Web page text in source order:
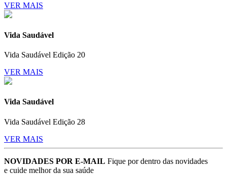
VER MAIS
Vida Saudável
Vida Saudável Edição 20
VER MAIS
Vida Saudável
Vida Saudável Edição 28
VER MAIS
NOVIDADES POR E-MAIL Fique por dentro das novidades
e cuide melhor da sua saúde